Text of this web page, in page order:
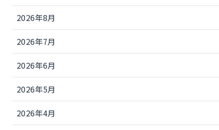
2026年8月
2026年7月
2026年6月
2026年5月
2026年4月